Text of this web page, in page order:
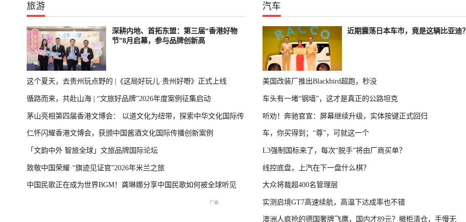
旅游
深耕内地、首拓东盟：第三届“香港好物
节”8月启幕，参与品牌创新高
这个夏天，去贵州玩点野的 |《这局好玩儿·贵州好嘢》正式上线
循路而来，共赴山海 | “文旅好品牌”2026年度案例征集启动
茅山亮相第四届香港文博会： 以道文化为纽带，探索中华文化国际传
播新表达
仁怀闪耀香港文博会，获颁中国酱酒文化国际传播创新案例
「文韵中外 智旅全球」文旅品牌国际论坛
致敬中国荣耀·“旗迹见证官”2026年米兰之旅
中国民歌正在成为世界BGM！龚琳娜分享中国民歌如何被全球听见
汽车
近期震荡日本车市，竟是这辆比亚迪？
美国改装厂推出Blackbird超跑，秒没
车头有一堵“钢墙”，这才是真正的公路坦克
听劝！奔驰官宣：屏幕继续升级，实体按键正式回归
车，你买得到；“尊”，可就这一个
L3强制国标来了，每次“脱手”将由厂商买单？
线控底盘，上汽在下一盘什么棋？
大众将裁超400名管理层
实测启境GT7高速续航，高温下达成率也不错
澳洲人疯抢的德国奢牌飞鹰，国内才89元？撤柜清仓，手慢无